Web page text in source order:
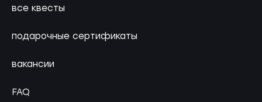
все квесты
подарочные сертификаты
вакансии
FAQ